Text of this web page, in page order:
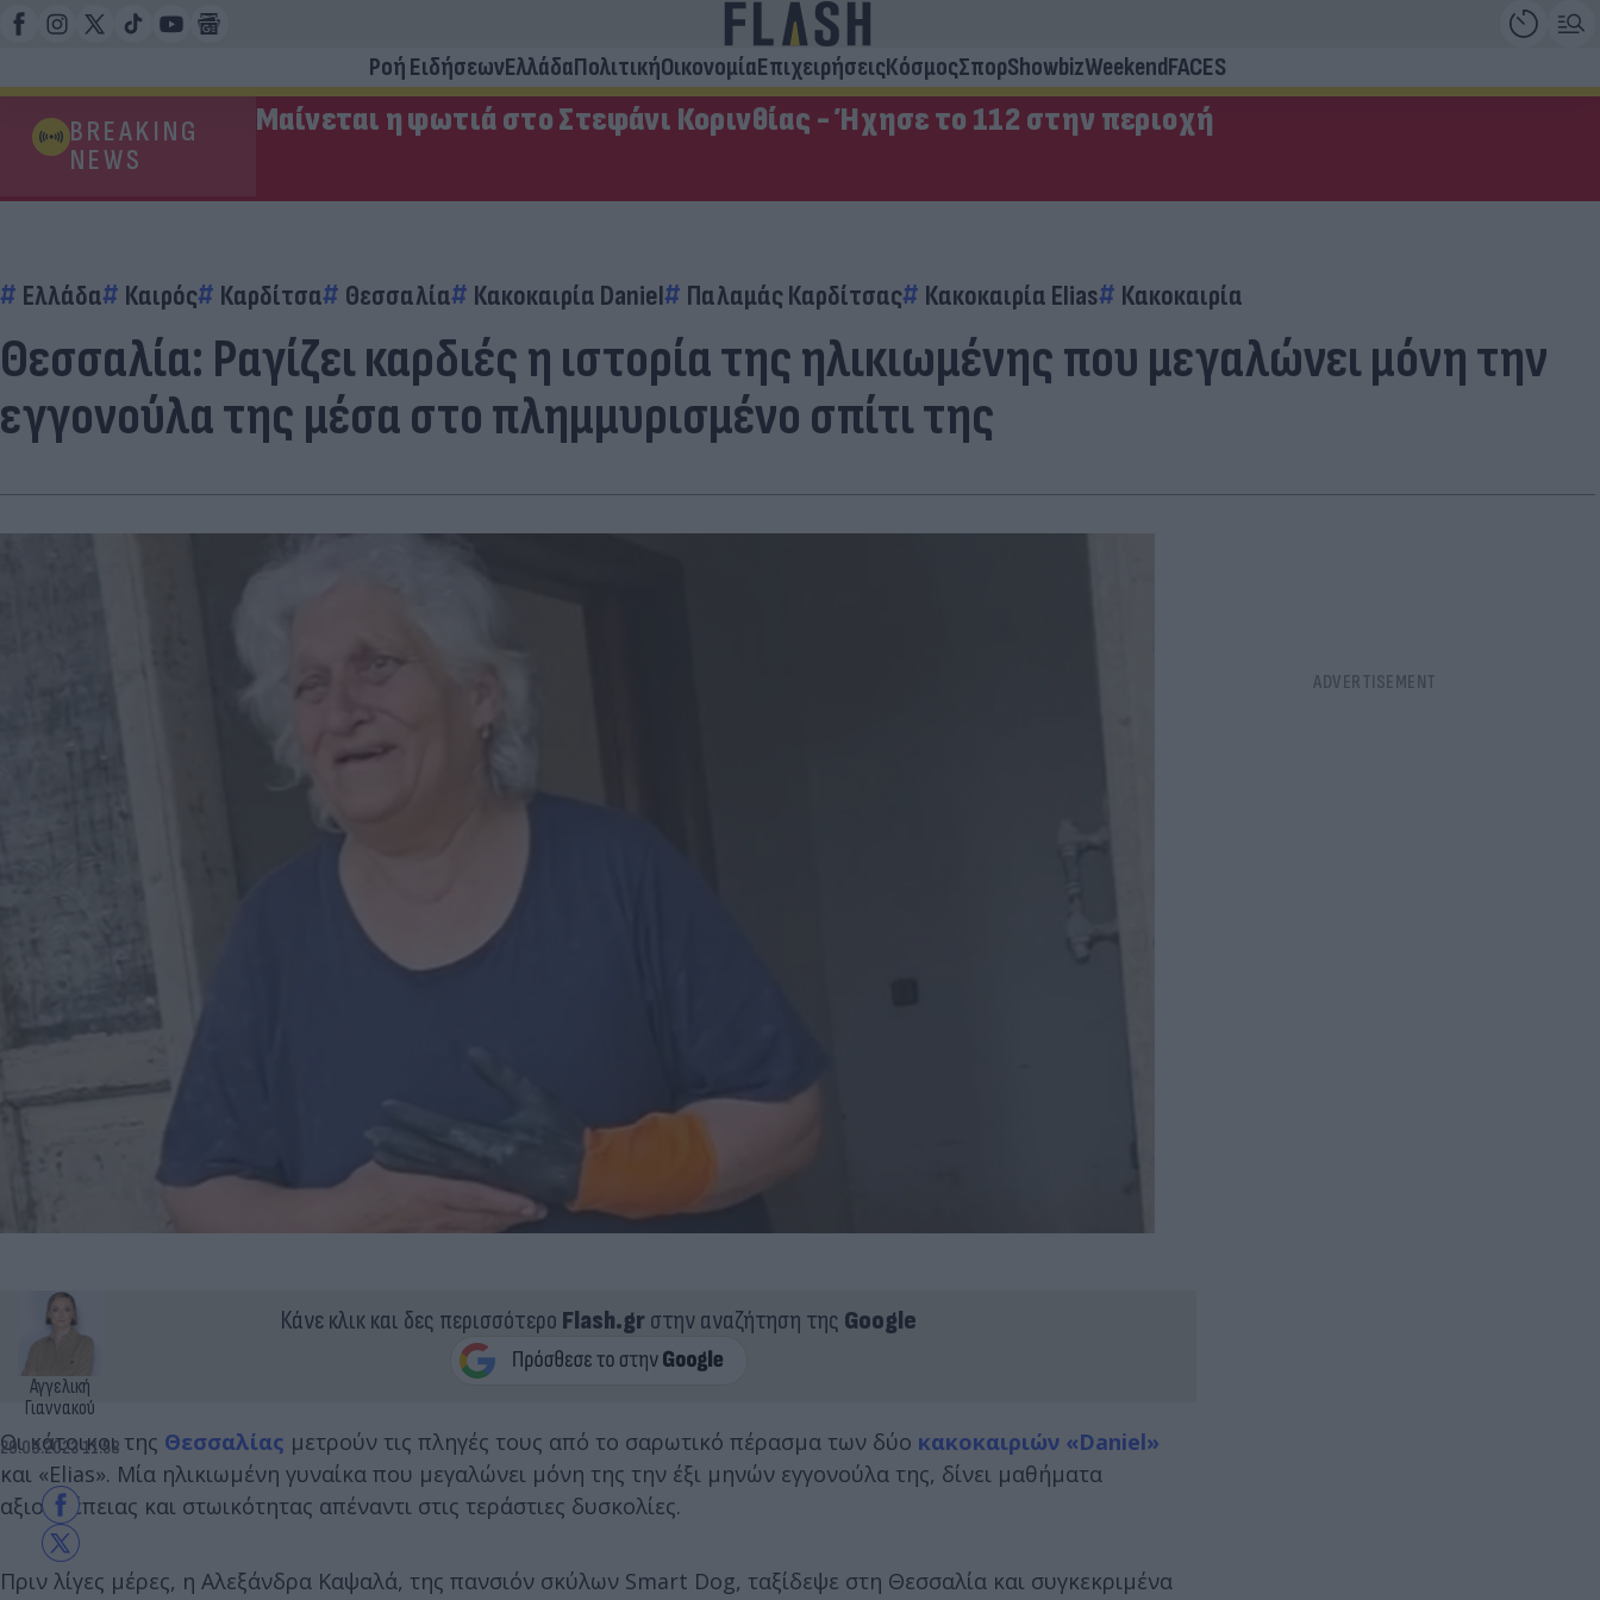
Ροή ΕιδήσεωνΕλλάδαΠολιτικήΟικονομίαΕπιχειρήσειςΚόσμοςΣπορShowbizWeekendFACES
BREAKING
NEWS
Μαίνεται η φωτιά στο Στεφάνι Κορινθίας - Ήχησε το 112 στην περιοχή
Ελλάδα Καιρός Καρδίτσα Θεσσαλία Κακοκαιρία Daniel Παλαμάς Καρδίτσας Κακοκαιρία Elias Κακοκαιρία
Θεσσαλία: Ραγίζει καρδιές η ιστορία της ηλικιωμένης που μεγαλώνει μόνη την
εγγονούλα της μέσα στο πλημμυρισμένο σπίτι της
Αγγελική
Γιαννακού
29.09.2023 11:58
Κάνε κλικ και δες περισσότερο Flash.grστην αναζήτηση της Google
Οι κάτοικοι της Θεσσαλίας μετρούν τις πληγές τους από το σαρωτικό πέρασμα των δύο κακοκαιριών «Daniel»
και «Elias». Μία ηλικιωμένη γυναίκα που μεγαλώνει μόνη της την έξι μηνών εγγονούλα της, δίνει μαθήματα
αξιοπρέπειας και στωικότητας απέναντι στις τεράστιες δυσκολίες.
Πριν λίγες μέρες, η Αλεξάνδρα Καψαλά, της πανσιόν σκύλων Smart Dog, ταξίδεψε στη Θεσσαλία και συγκεκριμένα